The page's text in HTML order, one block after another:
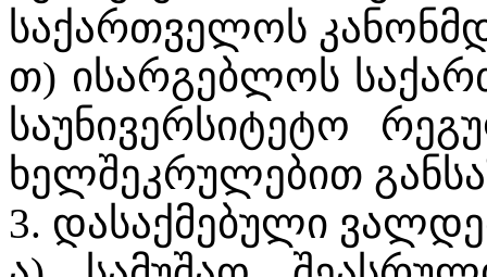
საქართველოს
თ) ისარგებლოს
საუნივერსიტეტო
ხელშეკრულებით
3. დასაქმებული